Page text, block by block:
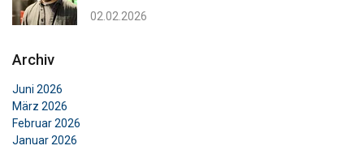
02.02.2026
Archiv
Juni 2026
März 2026
Februar 2026
Januar 2026